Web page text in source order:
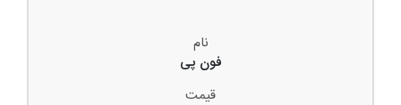
نام
فون پی
قیمت